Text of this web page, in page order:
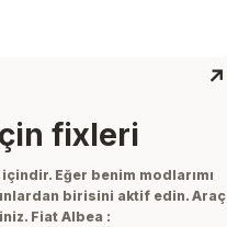
↗
fixleri
Eğer benim modlarımı
birisini aktif edin. Araç
Fiat Albea :